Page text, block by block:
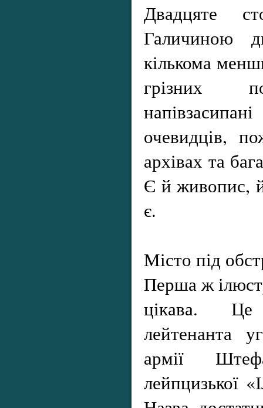
Двадцяте
Галичиною
кількома
грізних
очевидців,
архівах та
Є й живопис,
є.
Місто під
Перша ж
цікава.
лейтенанта
армії
лейпцизької